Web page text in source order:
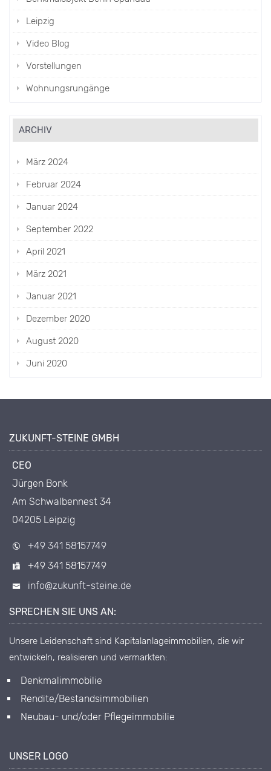
Leipzig
Video Blog
Vorstellungen
Wohnungsrungänge
ARCHIV
März 2024
Februar 2024
Januar 2024
September 2022
April 2021
März 2021
Januar 2021
Dezember 2020
August 2020
Juni 2020
ZUKUNFT-STEINE GMBH
CEO
Jürgen Bonk
Am Schwalbennest 34
04205 Leipzig
+49 341 58157749
+49 341 58157749
info@zukunft-steine.de
SPRECHEN SIE UNS AN:
Unsere Leidenschaft sind Kapitalanlageimmobilien, die wir
entwickeln, realisieren und vermarkten:
Denkmalimmobilie
Rendite/Bestandsimmobilien
Neubau- und/oder Pflegeimmobilie
UNSER LOGO